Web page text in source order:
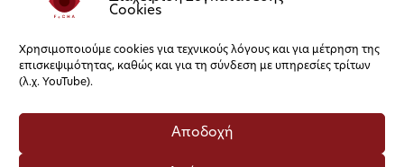
Cookies
Χρησιμοποιούμε cookies για τεχνικούς λόγους και για μέτρηση της
επισκεψιμότητας, καθώς και για τη σύνδεση με υπηρεσίες τρίτων
(λ.χ. YouTube).
Αποδοχή